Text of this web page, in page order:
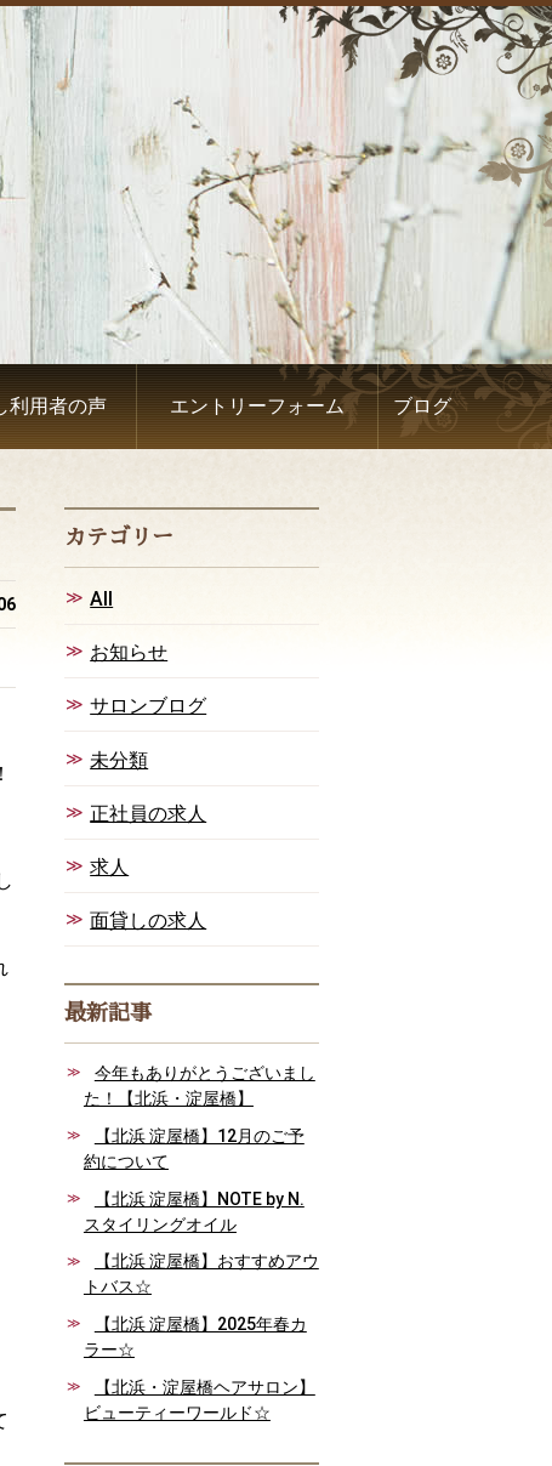
利用者の声 エントリーフォーム ブログ
カテゴリー
AII
お知らせ
サロンブログ
未分類
正社員の求人
求人
面貸しの求人
最新記事
今年もありがとうございまし
た！【北浜・淀屋橋】
【北浜 淀屋橋】12月のご予
約について
【北浜 淀屋橋】NOTE by N.
スタイリングオイル
【北浜 淀屋橋】おすすめアウ
トバス☆
【北浜 淀屋橋】2025年春カ
ラー☆
【北浜・淀屋橋ヘアサロン】
ビューティーワールド☆